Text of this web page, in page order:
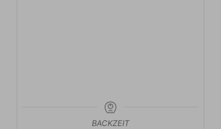
BACKZEIT